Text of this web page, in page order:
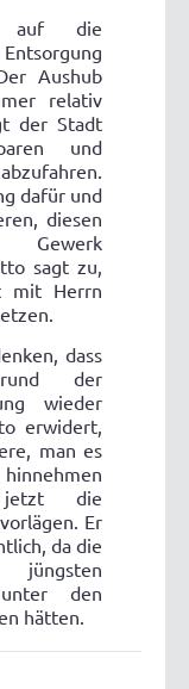
auf die
Aushub
relativ
der Stadt
und
dafür und
diesen
sagt zu,
mit Herrn
dass
der
wieder
erwidert,
man es
die
Er
da die
den
hätten.